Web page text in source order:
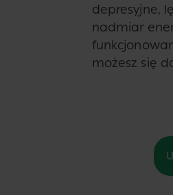
depresyjne,
nadmiar
możesz się